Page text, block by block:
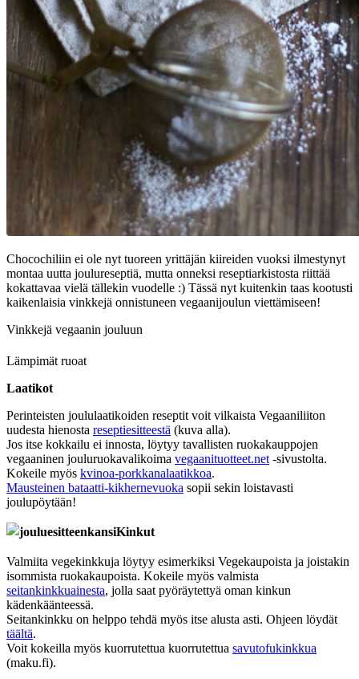
Chocochiliin ei ole nyt tuoreen yrittäjän kiireiden vuoksi ilmestynyt
montaa uutta joulureseptiä, mutta onneksi reseptiarkistosta riittää
kokattavaa vielä tällekin vuodelle :) Tässä nyt kuitenkin taas kootusti
kaikenlaisia vinkkejä onnistuneen vegaanijoulun viettämiseen!
Vinkkejä vegaanin jouluun
Lämpimät ruoat
Laatikot
Perinteisten joululaatikoiden reseptit voit vilkaista Vegaaniliiton
uudesta hienosta reseptiesitteestä (kuva alla).
Jos itse kokkailu ei innosta, löytyy tavallisten ruokakauppojen
vegaaninen jouluruokavalikoima vegaanituotteet.net -sivustolta.
Kokeile myös kvinoa-porkkanalaatikkoa.
Mausteinen bataatti-kikhernevuoka sopii sekin loistavasti
joulupöytään!
Kinkut
Valmiita vegekinkkuja löytyy esimerkiksi Vegekaupoista ja joistakin
isommista ruokakaupoista. Kokeile myös valmista
seitankinkkuainesta, jolla saat pyöräytettyä oman kinkun
kädenkäänteessä.
Seitankinkku on helppo tehdä myös itse alusta asti. Ohjeen löydät
täältä.
Voit kokeilla myös kuorrutettua kuorrutettua savutofukinkkua
(maku.fi).